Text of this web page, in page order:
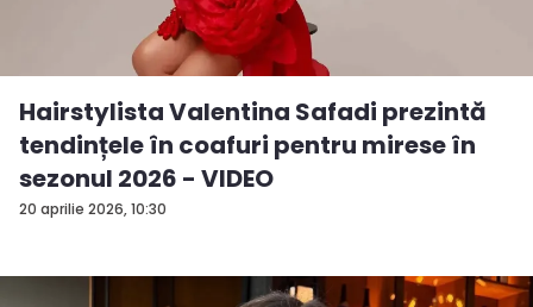
20 aprilie 2026, 10:30
Hairstylista Valentina Safadi prezintă
tendințele în coafuri pentru mirese în
sezonul 2026 - VIDEO